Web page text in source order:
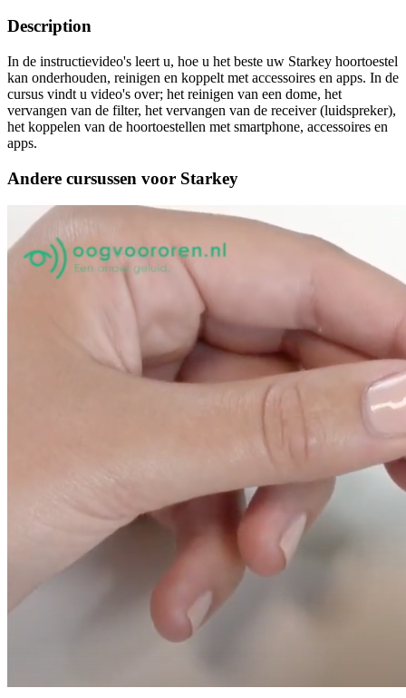
Description
In de instructievideo's leert u, hoe u het beste uw Starkey hoortoestel
kan onderhouden, reinigen en koppelt met accessoires en apps. In de
cursus vindt u video's over; het reinigen van een dome, het
vervangen van de filter, het vervangen van de receiver (luidspreker),
het koppelen van de hoortoestellen met smartphone, accessoires en
apps.
Andere cursussen voor Starkey